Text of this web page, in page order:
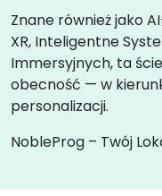
Znane również jako
XR, Inteligentne
Immersyjnych, ta
obecność — w
personalizacji.
NobleProg – Twój